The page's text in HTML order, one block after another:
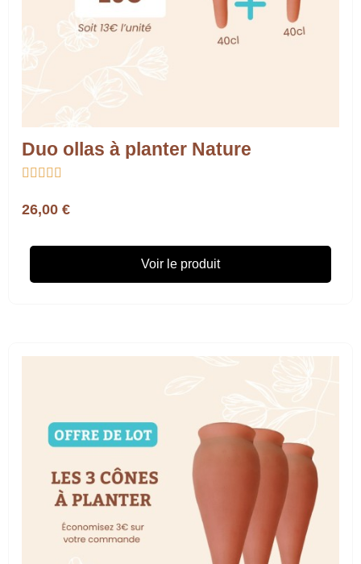
Duo ollas à planter Nature
    
26,00 €
Voir le produit